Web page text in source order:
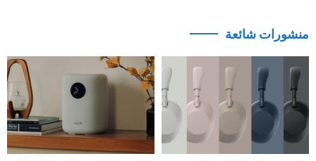
منشورات شائعة